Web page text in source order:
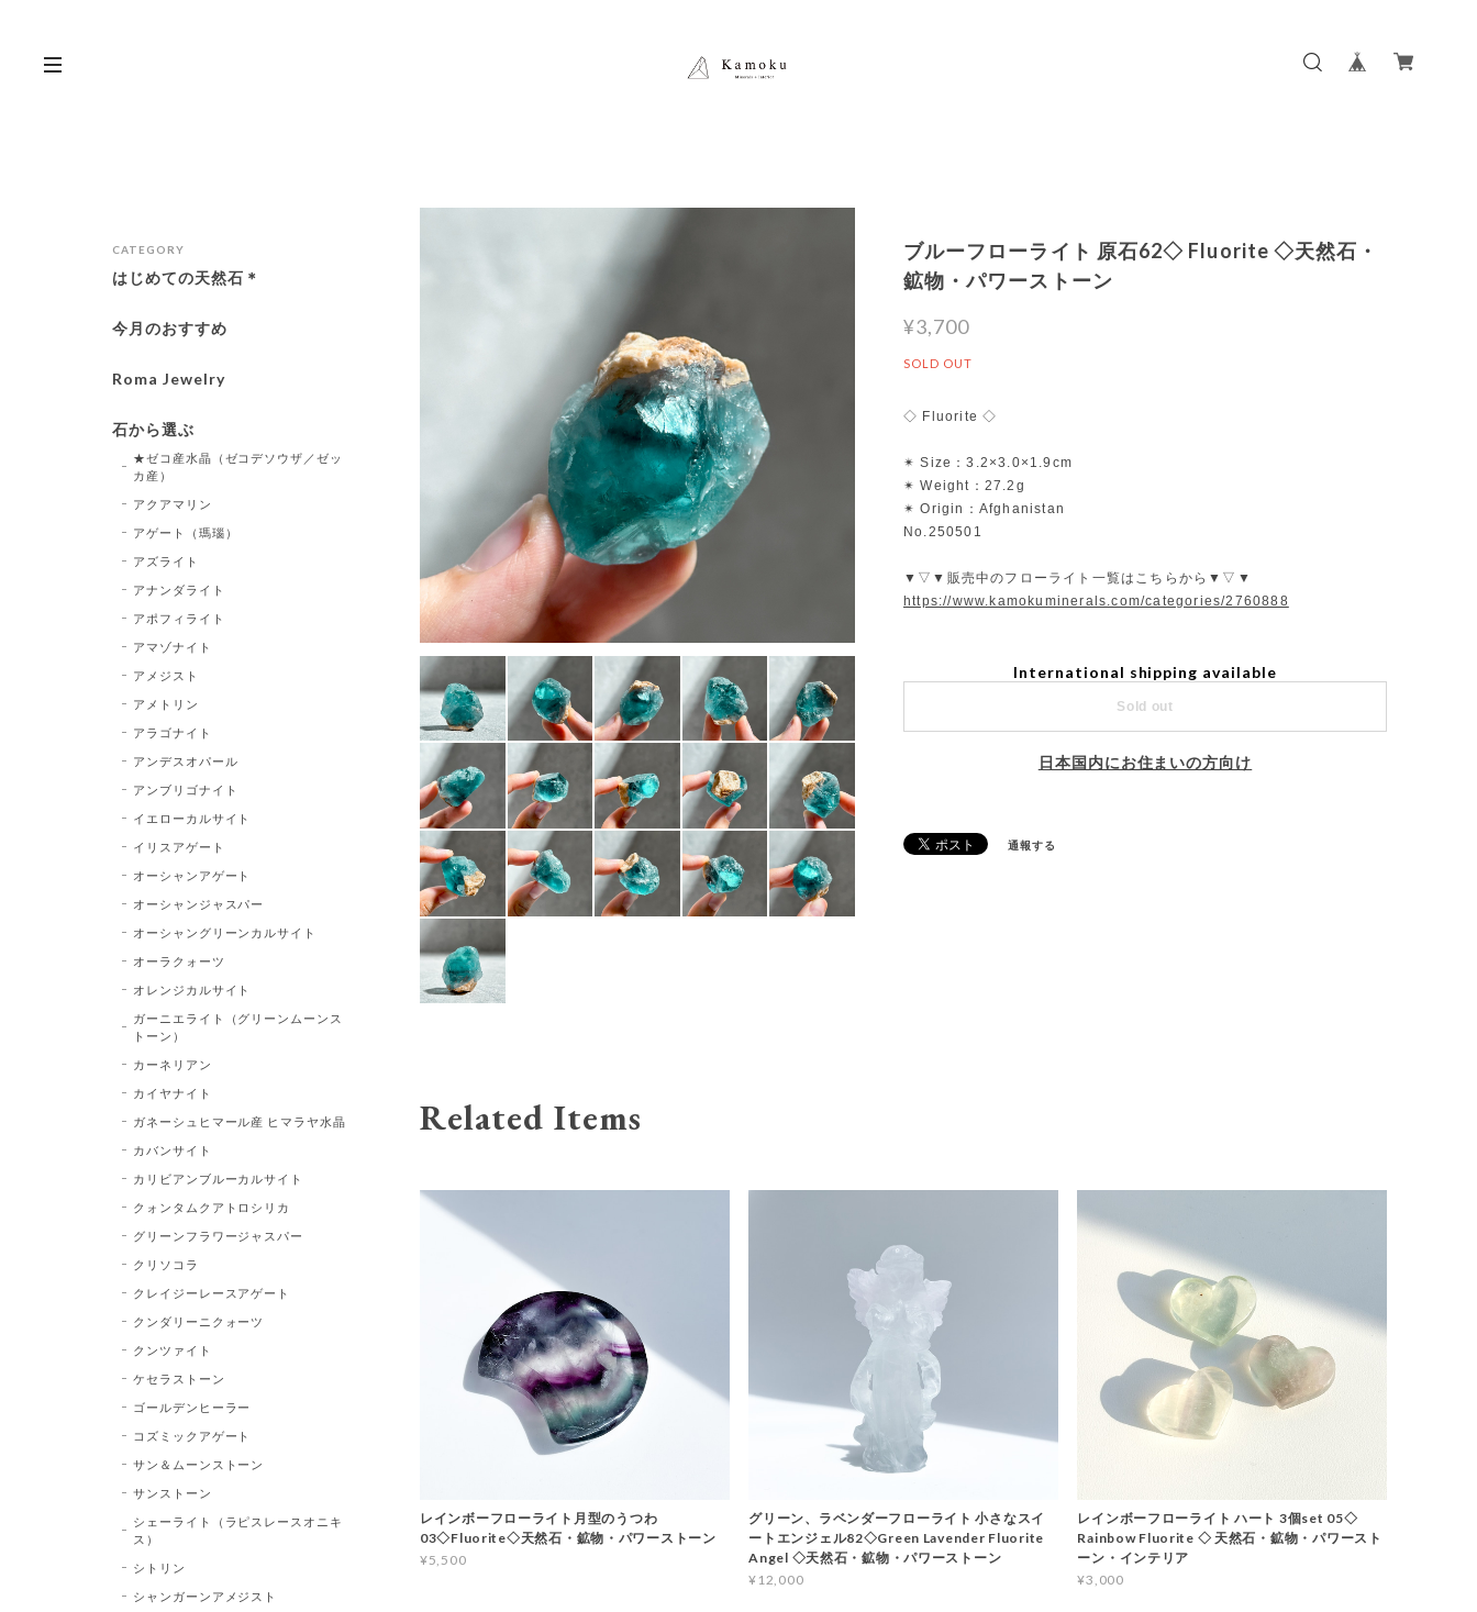
ブルーフローライト 原石62◇ Fluorite ◇天然石・
鉱物・パワーストーン
¥3,700
SOLD OUT
◇ Fluorite ◇
✴︎ Size：3.2×3.0×1.9cm
✴︎ Weight：27.2g
✴︎ Origin：Afghanistan
No.250501
▼▽▼販売中のフローライト一覧はこちらから▼▽▼
https://www.kamokuminerals.com/categories/2760888
International shipping available
Sold out
日本国内にお住まいの方向け
通報する
Related Items
レインボーフローライト月型のうつわ
03◇Fluorite◇天然石・鉱物・パワーストーン
¥5,500
グリーン、ラベンダーフローライト 小さなスイ
ートエンジェル82◇Green Lavender Fluorite
Angel ◇天然石・鉱物・パワーストーン
¥12,000
レインボーフローライト ハート 3個set 05◇
Rainbow Fluorite ◇ 天然石・鉱物・パワースト
ーン・インテリア
¥3,000
CATEGORY
はじめての天然石＊
今月のおすすめ
Roma Jewelry
石から選ぶ
★ゼコ産水晶（ゼコデソウザ／ゼッ
カ産）
アクアマリン
アゲート（瑪瑙）
アズライト
アナンダライト
アポフィライト
アマゾナイト
アメジスト
アメトリン
アラゴナイト
アンデスオパール
アンブリゴナイト
イエローカルサイト
イリスアゲート
オーシャンアゲート
オーシャンジャスパー
オーシャングリーンカルサイト
オーラクォーツ
オレンジカルサイト
ガーニエライト（グリーンムーンス
トーン）
カーネリアン
カイヤナイト
ガネーシュヒマール産 ヒマラヤ水晶
カバンサイト
カリビアンブルーカルサイト
クォンタムクアトロシリカ
グリーンフラワージャスパー
クリソコラ
クレイジーレースアゲート
クンダリーニクォーツ
クンツァイト
ケセラストーン
ゴールデンヒーラー
コズミックアゲート
サン＆ムーンストーン
サンストーン
シェーライト（ラピスレースオニキ
ス）
シトリン
シャンガーンアメジスト